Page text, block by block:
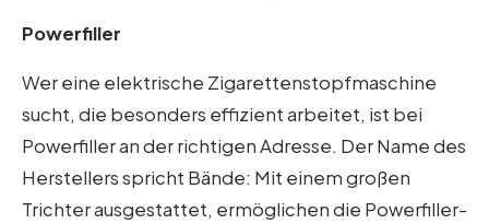
Powerfiller
Wer eine elektrische Zigarettenstopfmaschine
sucht, die besonders effizient arbeitet, ist bei
Powerfiller an der richtigen Adresse. Der Name des
Herstellers spricht Bände: Mit einem großen
Trichter ausgestattet, ermöglichen die Powerfiller-